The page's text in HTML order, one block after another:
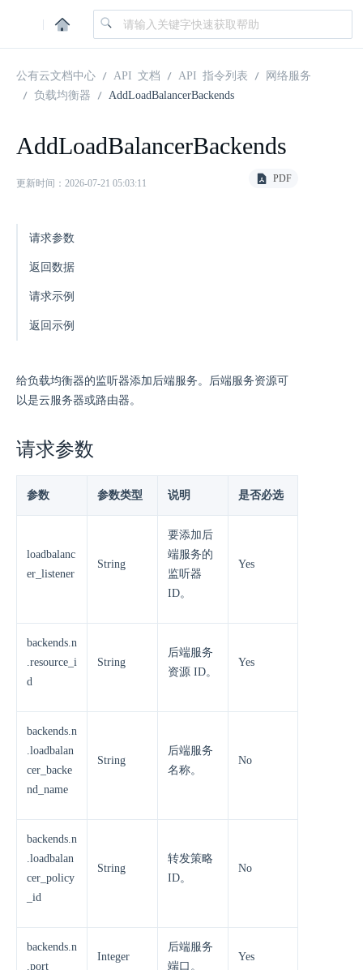
|
公有云文档中心 API 文档 API 指令列表
网络服务
负载均衡器
AddLoadBalancerBackends
AddLoadBalancerBackends
更新时间：2026-07-21 05:03:11 PDF
请求参数
返回数据
请求示例
返回示例
给负载均衡器的监听器添加后端服务。后端服务资源可
以是云服务器或路由器。
请求参数
参数 参数类型 说明 是否必选
loadbalanc
er_listener
String
要添加后
端服务的
监听器
ID。
Yes
backends.n
.resource_i
d
String
后端服务
资源 ID。
Yes
backends.n
.loadbalan
cer_backe
nd_name
String
后端服务
名称。
No
backends.n
.loadbalan
cer_policy
_id
String
转发策略
ID。
No
backends.n
.port
Integer
后端服务
端口。
Yes